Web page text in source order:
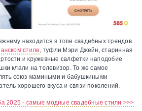
находится в топе свадебных трендов.
стиле, туфли Мэри Джейн, старинная
и кружевные салфетки наподобие
клали на телевизор. То же самое
союз мамиными и бабушкиными
хорошего вкуса и связи поколений.
2025 - самые модные свадебные стили >>>